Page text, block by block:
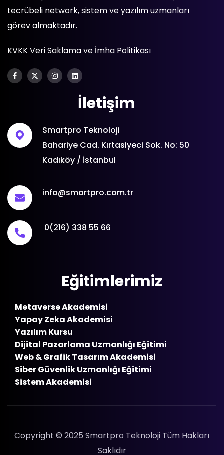
tecrübeli network, sistem ve yazılım uzmanları
görev almaktadır.
KVKK Veri Saklama ve İmha Politikası
İletişim
Smartpro Teknoloji
Bahariye Cad. Kırtasiyeci Sok. No: 50
Kadıköy / İstanbul
info@smartpro.com.tr
0(216) 338 55 66
Eğitimlerimiz
Metaverse Akademisi
Yapay Zeka Akademisi
Yazılım Kursu
Dijital Pazarlama Uzmanlığı Eğitimi
Web & Grafik Tasarım Akademisi
Siber Güvenlik Uzmanlığı Eğitimi
Sistem Akademisi
Copyright © 2025 Smartpro Teknoloji Tüm Hakları
Saklıdır